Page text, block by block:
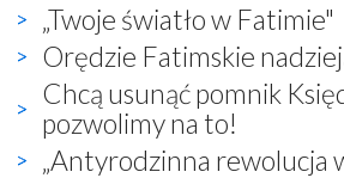
„Twoje światło w Fatimie"
Orędzie Fatimskie
Chcą usunąć pomnik
pozwolimy na to!
„Antyrodzinna rewolucja